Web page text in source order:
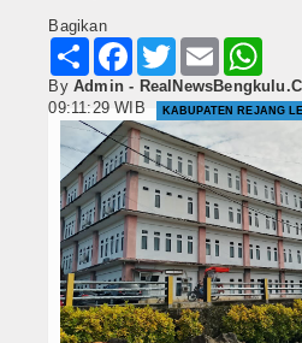
Bagikan
Share Facebook
Twitter Email
By Admin -
09:11:29 WIB
KABUPATEN REJANG